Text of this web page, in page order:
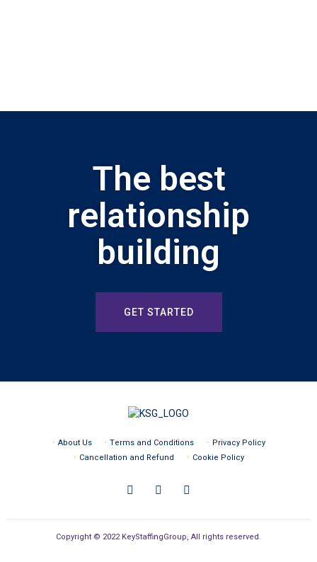
The best
relationship
building
GET STARTED
About Us Terms and Conditions
Privacy Policy
Cancellation and Refund
Cookie Policy
Copyright © 2022 KeyStaffingGroup, All rights reserved.